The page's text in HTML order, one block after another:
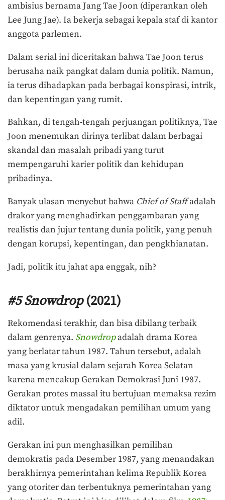
ambisius bernama Jang Tae Joon (diperankan oleh
Lee Jung Jae). Ia bekerja sebagai kepala staf di kantor
anggota parlemen.
Dalam serial ini diceritakan bahwa Tae Joon terus
berusaha naik pangkat dalam dunia politik. Namun,
ia terus dihadapkan pada berbagai konspirasi, intrik,
dan kepentingan yang rumit.
Bahkan, di tengah-tengah perjuangan politiknya, Tae
Joon menemukan dirinya terlibat dalam berbagai
skandal dan masalah pribadi yang turut
mempengaruhi karier politik dan kehidupan
pribadinya.
Banyak ulasan menyebut bahwa Chief of Staffadalah
drakor yang menghadirkan penggambaran yang
realistis dan jujur tentang dunia politik, yang penuh
dengan korupsi, kepentingan, dan pengkhianatan.
Jadi, politik itu jahat apa enggak, nih?
#5 Snowdrop(2021)
Rekomendasi terakhir, dan bisa dibilang terbaik
dalam genrenya. Snowdropadalah drama Korea
yang berlatar tahun 1987. Tahun tersebut, adalah
masa yang krusial dalam sejarah Korea Selatan
karena mencakup Gerakan Demokrasi Juni 1987.
Gerakan protes massal itu bertujuan memaksa rezim
diktator untuk mengadakan pemilihan umum yang
adil.
Gerakan ini pun menghasilkan pemilihan
demokratis pada Desember 1987, yang menandakan
berakhirnya pemerintahan kelima Republik Korea
yang otoriter dan terbentuknya pemerintahan yang